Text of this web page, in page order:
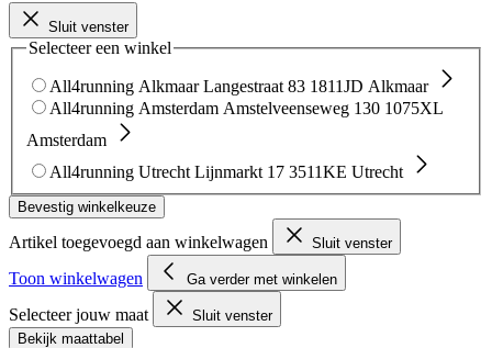
Sluit venster
Selecteer een winkel
All4running Alkmaar Langestraat 83 1811JD Alkmaar
All4running Amsterdam Amstelveenseweg 130 1075XL
Amsterdam
All4running Utrecht Lijnmarkt 17 3511KE Utrecht
Bevestig winkelkeuze
Artikel toegevoegd aan winkelwagen Sluit venster
Toon winkelwagen Ga verder met winkelen
Selecteer jouw maat
Sluit venster
Bekijk maattabel